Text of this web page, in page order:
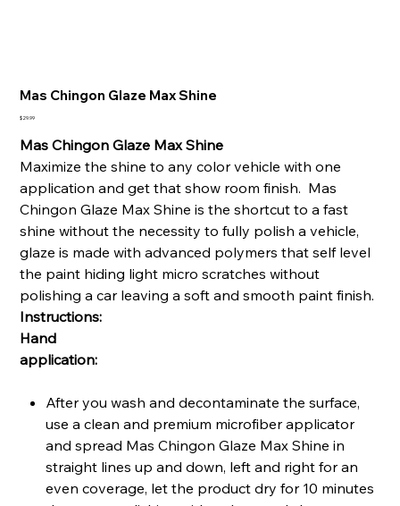
Mas Chingon Glaze Max Shine
Price
$29.99
Mas Chingon Glaze Max Shine
Maximize the shine to any color vehicle with one
application and get that show room finish. Mas
Chingon Glaze Max Shine is the shortcut to a fast
shine without the necessity to fully polish a vehicle,
glaze is made with advanced polymers that self level
the paint hiding light micro scratches without
polishing a car leaving a soft and smooth paint finish.
Instructions:
Hand
application:
After you wash and decontaminate the surface,
use a clean and premium microfiber applicator
and spread Mas Chingon Glaze Max Shine in
straight lines up and down, left and right for an
even coverage, let the product dry for 10 minutes